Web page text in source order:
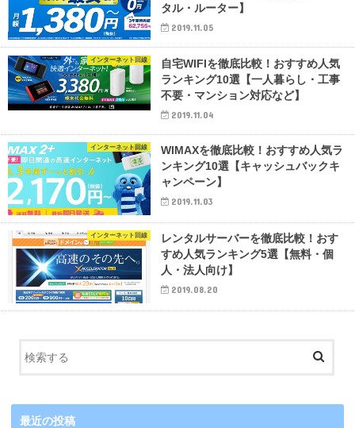
タル・ルーター】
2019.11.05
インターネット回線
自宅WIFIを徹底比較！おすすめ人気
ランキング10選【一人暮らし・工事
不要・マンション対応など】
2019.11.04
インターネット回線
WIMAXを徹底比較！おすすめ人気ラ
ンキング10選【キャッシュバックキ
ャンペーン】
2019.11.03
インターネット回線
レンタルサーバーを徹底比較！おす
すめ人気ランキング5選【無料・個
人・法人向け】
2019.08.20
最近の投稿